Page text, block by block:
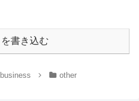
書き込む
business other